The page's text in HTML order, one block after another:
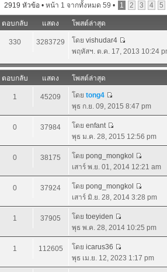
2919 หัวข้อ • หน้า 1 จากทั้งหมด 59 • 1 2 3 4 5
ตอบกลับ แสดง
โพสต์ล่าสุด
330 3283729 โดย vishudar4
พฤหัสฯ. ต.ค. 17, 2013 10:24
ตอบกลับ แสดง
โพสต์ล่าสุด
1 45209 โดย tong4
พุธ ก.ย. 09, 2015 8:47 pm
0 37984 โดย enfant
พุธ ม.ค. 28, 2015 12:56 pm
0 38175 โดย pong_mongkol
เสาร์ พ.ย. 01, 2014 12:21 am
0 37924 โดย pong_mongkol
เสาร์ มิ.ย. 28, 2014 3:28 pm
1 37905 โดย toeyiden
พุธ พ.ค. 28, 2014 10:25 pm
1 112605 โดย icarus36
พุธ เม.ย. 12, 2023 1:17 pm